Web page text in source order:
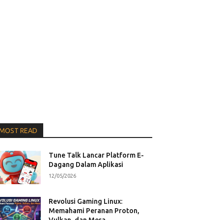
READ
Tune Talk Lancar Platform E-
Dagang Dalam Aplikasi
12/05/2026
Revolusi Gaming Linux:
Memahami Peranan Proton,